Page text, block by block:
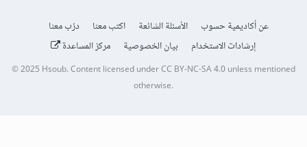
عن أكاديمية حسوب الأسئلة الشائعة اكتب معنا
درّب معنا
إرشادات الاستخدام
بيان الخصوصية مركز المساعدة
© 2025 Hsoub.Content licensed underCC BY-NC-SA 4.0unless mentioned
otherwise.